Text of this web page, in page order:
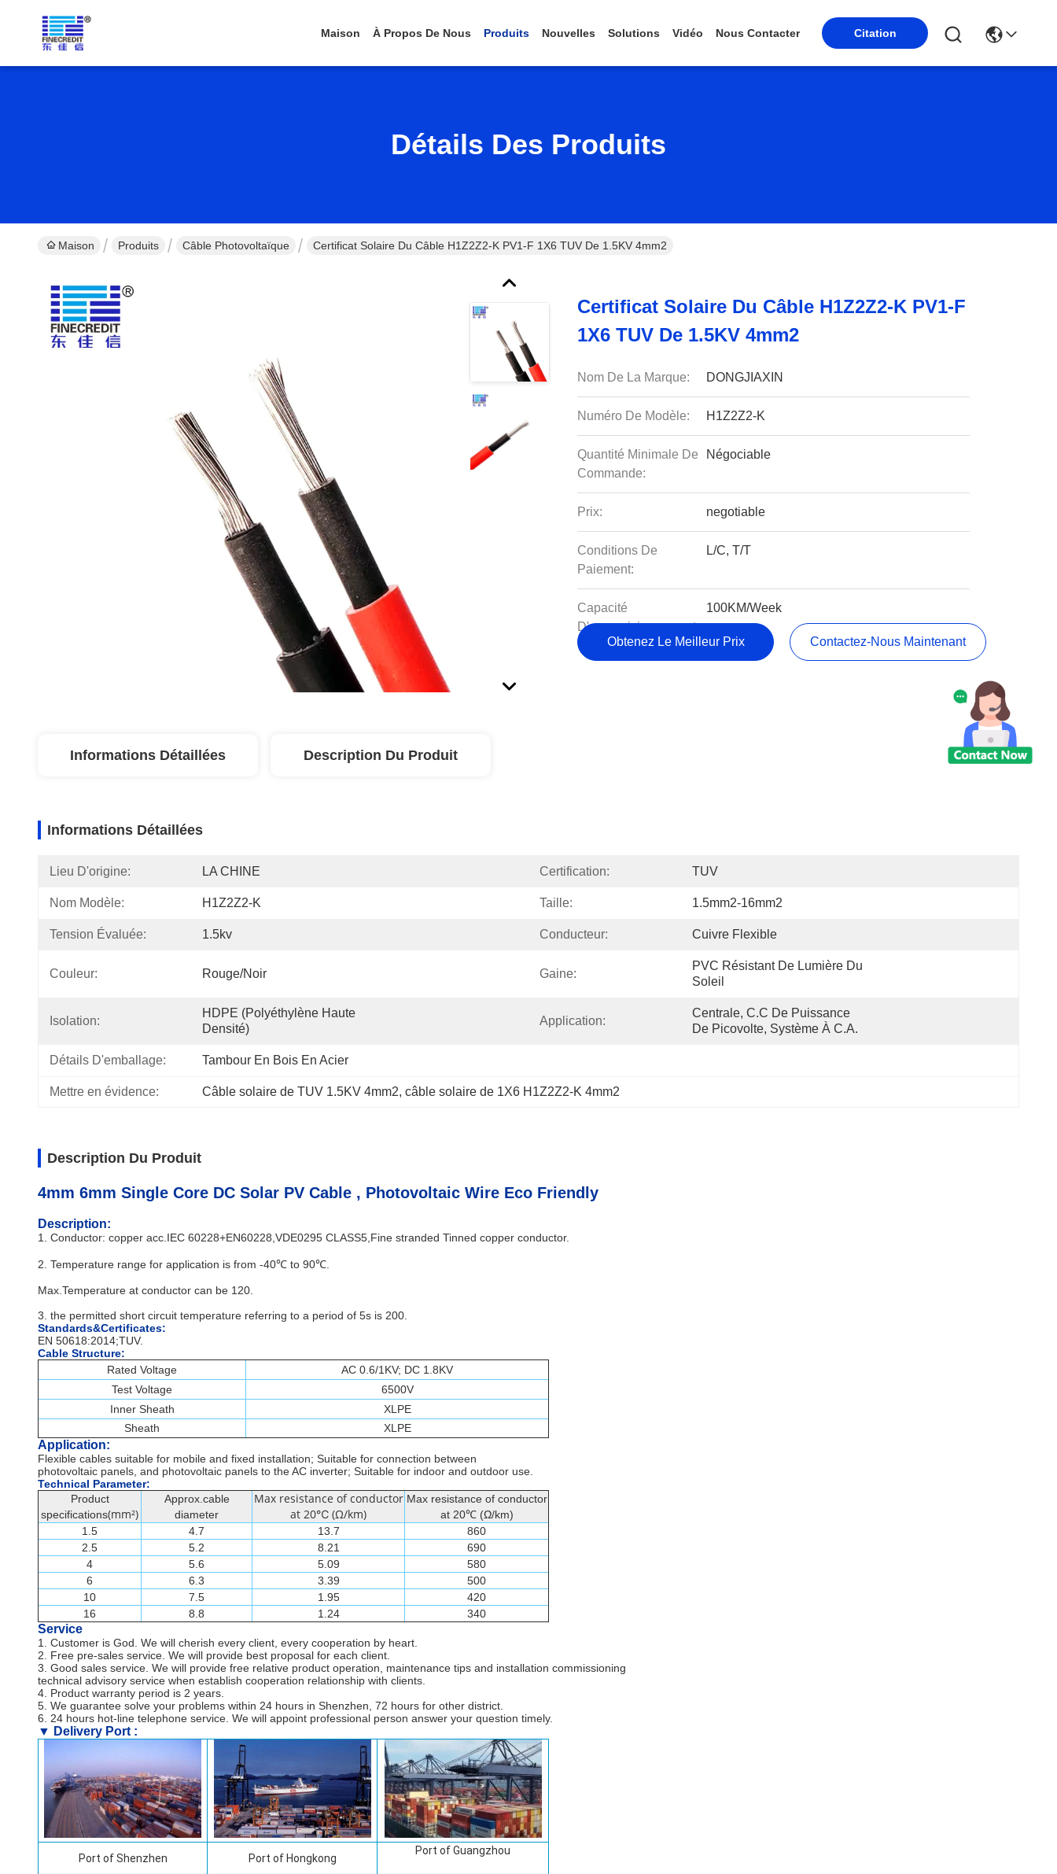
Maison À Propos De Nous Produits Nouvelles Solutions Vidéo Nous Contacter Citation
Détails Des Produits
Maison Produits Câble Photovoltaïque Certificat Solaire Du Câble H1Z2Z2-K PV1-F 1X6 TUV De 1.5KV 4mm2
Certificat Solaire Du Câble H1Z2Z2-K PV1-F
1X6 TUV De 1.5KV 4mm2
Nom De La Marque: DONGJIAXIN
Numéro De Modèle: H1Z2Z2-K
Quantité Minimale De
Commande:
Négociable
Prix: negotiable
Conditions De
Paiement:
L/C, T/T
Capacité
D'approvisionnement:
100KM/Week
Obtenez Le Meilleur Prix Contactez-Nous Maintenant
Informations Détaillées Description Du Produit
Informations Détaillées
Lieu D'origine: LA CHINE Certification: TUV
Nom Modèle: H1Z2Z2-K Taille: 1.5mm2-16mm2
Tension Évaluée: 1.5kv Conducteur: Cuivre Flexible
Couleur: Rouge/noir Gaine:
PVC Résistant De Lumière Du
Soleil
Isolation:
HDPE (polyéthylène Haute
Densité)
Application:
Centrale, C.C De Puissance
De Picovolte, Système À C.A.
Détails D'emballage: Tambour En Bois En Acier
Mettre en évidence: Câble solaire de TUV 1.5KV 4mm2, câble solaire de 1X6 H1Z2Z2-K 4mm2
Description Du Produit
4mm 6mm Single Core DC Solar PV Cable , Photovoltaic Wire Eco Friendly
Description:
1. Conductor: copper acc.IEC 60228+EN60228,VDE0295 CLASS5,Fine stranded Tinned copper conductor.
2. Temperature range for application is from -40℃ to 90℃.
Max.Temperature at conductor can be 120.
3. the permitted short circuit temperature referring to a period of 5s is 200.
Standards&Certificates:
EN 50618:2014;TUV.
Cable Structure:
Rated Voltage
AC 0.6/1KV; DC 1.8KV
Test Voltage
6500V
Inner Sheath
XLPE
Sheath
XLPE
Application:
Flexible cables suitable for mobile and fixed installation; Suitable for connection between
photovoltaic panels, and photovoltaic panels to the AC inverter; Suitable for indoor and outdoor use.
Technical Parameter:
Product
specifications(mm²)
Approx.cable
diameter
Max resistance of conductor
at 20℃ (Ω/km)
Max resistance of conductor
at 20℃ (Ω/km)
1.5
4.7 13.7
860
2.5
5.2 8.21
690
4
5.6 5.09
580
6
6.3 3.39
500
10
7.5 1.95
420
16
8.8 1.24 340
Service
1. Customer is God. We will cherish every client, every cooperation by heart.
2. Free pre-sales service. We will provide best proposal for each client.
3. Good sales service. We will provide free relative product operation, maintenance tips and installation commissioning
technical advisory service when establish cooperation relationship with clients.
4. Product warranty period is 2 years.
5. We guarantee solve your problems within 24 hours in Shenzhen, 72 hours for other district.
6. 24 hours hot-line telephone service. We will appoint professional person answer your question timely.
▼ Delivery Port :
Port ofShenzhen Port of Hongkong
Port of Guangzhou